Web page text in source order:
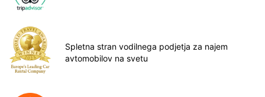
Spletna stran vodilnega podjetja za najem
avtomobilov na svetu